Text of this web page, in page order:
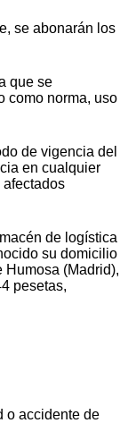
se abonarán los
que se
como norma, uso
de vigencia del
en cualquier
afectados
de logística
su domicilio
Humosa (Madrid),
pesetas,
o accidente de